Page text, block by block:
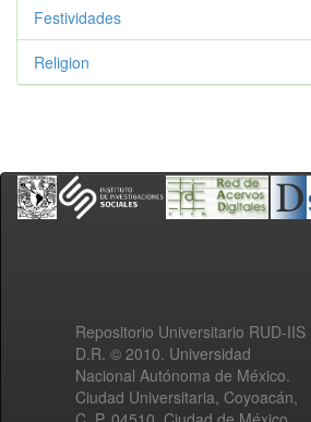
Festividades
Religion
Repositorio Universitario RUD-IIS
D.R. © 2010. Universidad
Nacional Autónoma de México.
Ciudad Universitaria, Coyoacán,